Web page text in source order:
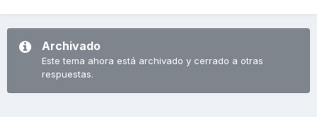
Archivado
Este tema ahora está archivado y cerrado a otras
respuestas.